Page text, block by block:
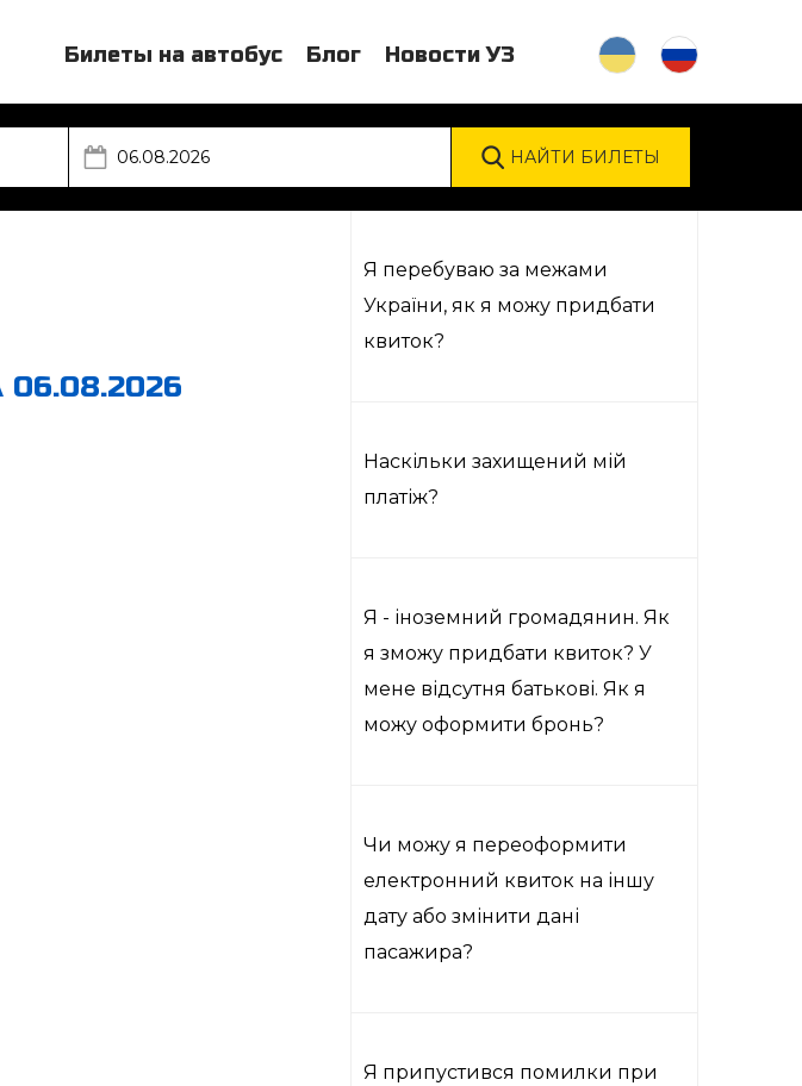
Билеты на автобус Блог Новости УЗ
Я перебуваю за межами
України, як я можу придбати
квиток?
Наскільки захищений мій
платіж?
Я - іноземний громадянин. Як
я зможу придбати квиток? У
мене відсутня батькові. Як я
можу оформити бронь?
Чи можу я переоформити
електронний квиток на іншу
дату або змінити дані
пасажира?
Я припустився помилки при